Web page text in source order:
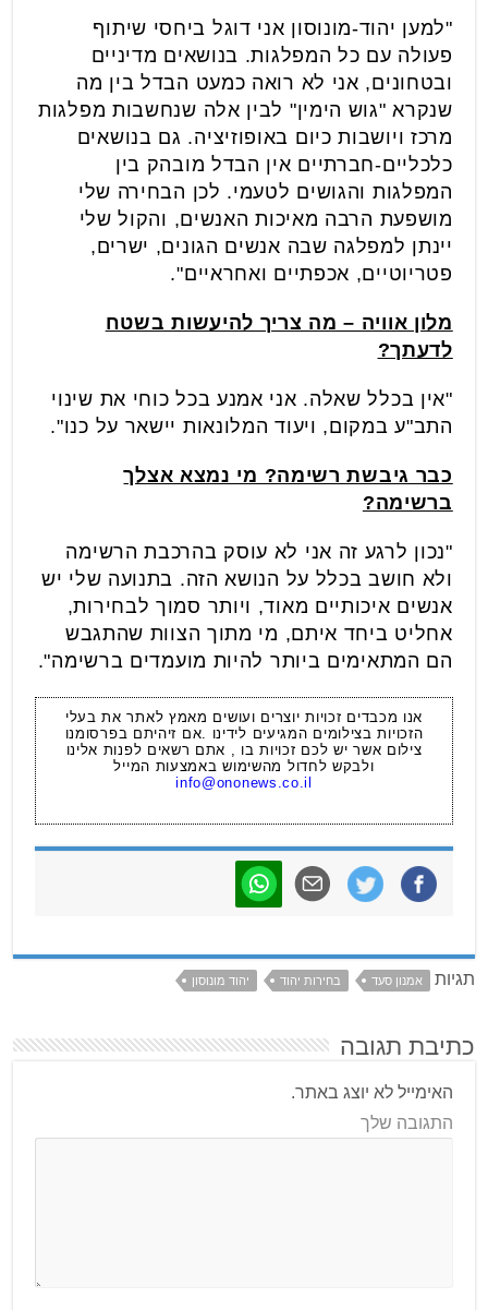
"למען יהוד-מונוסון אני דוגל ביחסי שיתוף
פעולה עם כל המפלגות. בנושאים מדיניים
ובטחונים, אני לא רואה כמעט הבדל בין מה
שנקרא "גוש הימין" לבין אלה שנחשבות מפלגות
מרכז ויושבות כיום באופוזיציה. גם בנושאים
כלכליים-חברתיים אין הבדל מובהק בין
המפלגות והגושים לטעמי. לכן הבחירה שלי
מושפעת הרבה מאיכות האנשים, והקול שלי
יינתן למפלגה שבה אנשים הגונים, ישרים,
פטריוטיים, אכפתיים ואחראיים".
מלון אוויה – מה צריך להיעשות בשטח
לדעתך?
"אין בכלל שאלה. אני אמנע בכל כוחי את שינוי
התב"ע במקום, ויעוד המלונאות יישאר על כנו".
כבר גיבשת רשימה? מי נמצא אצלך
ברשימה?
"נכון לרגע זה אני לא עוסק בהרכבת הרשימה
ולא חושב בכלל על הנושא הזה. בתנועה שלי יש
אנשים איכותיים מאוד, ויותר סמוך לבחירות,
אחליט ביחד איתם, מי מתוך הצוות שהתגבש
הם המתאימים ביותר להיות מועמדים ברשימה".
אנו מכבדים זכויות יוצרים ועושים מאמץ לאתר את בעלי
הזכויות בצילומים המגיעים לידינו .אם זיהיתם בפרסומנו
צילום אשר יש לכם זכויות בו , אתם רשאים לפנות אלינו
ולבקש לחדול מהשימוש באמצעות המייל
info@ononews.co.il
תגיות אמנון סעד בחירות יהוד יהוד מונוסון
כתיבת תגובה
האימייל לא יוצג באתר.
התגובה שלך